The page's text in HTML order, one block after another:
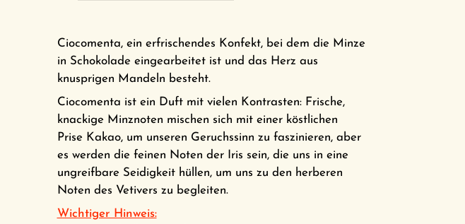
Ciocomenta, ein erfrischendes Konfekt, bei dem die Minze
in Schokolade eingearbeitet ist und das Herz aus
knusprigen Mandeln besteht.
Ciocomenta ist ein Duft mit vielen Kontrasten: Frische,
knackige Minznoten mischen sich mit einer köstlichen
Prise Kakao, um unseren Geruchssinn zu faszinieren, aber
es werden die feinen Noten der Iris sein, die uns in eine
ungreifbare Seidigkeit hüllen, um uns zu den herberen
Noten des Vetivers zu begleiten.
Wichtiger Hinweis: